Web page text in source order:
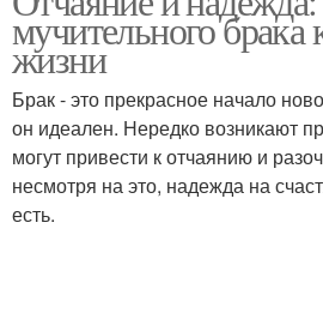
мучительного брака
жизни
Брак - это прекрасное начало
он идеален. Нередко возникают
могут привести к отчаянию и
несмотря на это, надежда на
есть.